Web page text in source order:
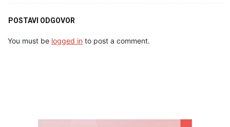
POSTAVI ODGOVOR
You must be logged in to post a comment.